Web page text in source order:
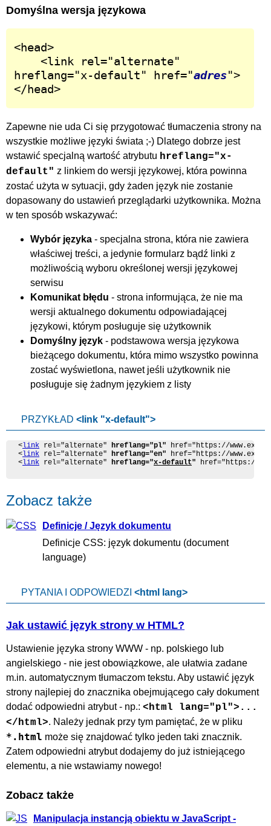
Domyślna wersja językowa
<head>
hreflang="x-default" href="adres">
</head>
Zapewne nie uda Ci się przygotować tłumaczenia strony na
wszystkie możliwe języki świata ;-) Dlatego dobrze jest
wstawić specjalną wartość atrybutu hreflang="x-
default" z linkiem do wersji językowej, która powinna
zostać użyta w sytuacji, gdy żaden język nie zostanie
dopasowany do ustawień przeglądarki użytkownika. Można
w ten sposób wskazywać:
Wybór języka - specjalna strona, która nie zawiera
właściwej treści, a jedynie formularz bądź linki z
możliwością wyboru określonej wersji językowej
serwisu
Komunikat błędu - strona informująca, że nie ma
wersji aktualnego dokumentu odpowiadającej
językowi, którym posługuje się użytkownik
Domyślny język - podstawowa wersja językowa
bieżącego dokumentu, która mimo wszystko powinna
zostać wyświetlona, nawet jeśli użytkownik nie
posługuje się żadnym językiem z listy
PRZYKŁAD <link "x-default">
<link rel="alternate" hreflang="pl" href="https://
<link rel="alternate" hreflang="en" href="https://
<link rel="alternate" hreflang="x-default" href="https://
Zobacz także
Definicje / Język dokumentu
Definicje CSS: język dokumentu (document
language)
PYTANIA I ODPOWIEDZI <html lang>
Jak ustawić język strony w HTML?
Ustawienie języka strony WWW - np. polskiego lub
angielskiego - nie jest obowiązkowe, ale ułatwia zadane
m.in. automatycznym tłumaczom tekstu. Aby ustawić język
strony najlepiej do znacznika obejmującego cały dokument
dodać odpowiedni atrybut - np.: <html lang="pl">...
</html>. Należy jednak przy tym pamiętać, że w pliku
*.html może się znajdować tylko jeden taki znacznik.
Zatem odpowiedni atrybut dodajemy do już istniejącego
elementu, a nie wstawiamy nowego!
Zobacz także
Manipulacja instancją obiektu w JavaScript -